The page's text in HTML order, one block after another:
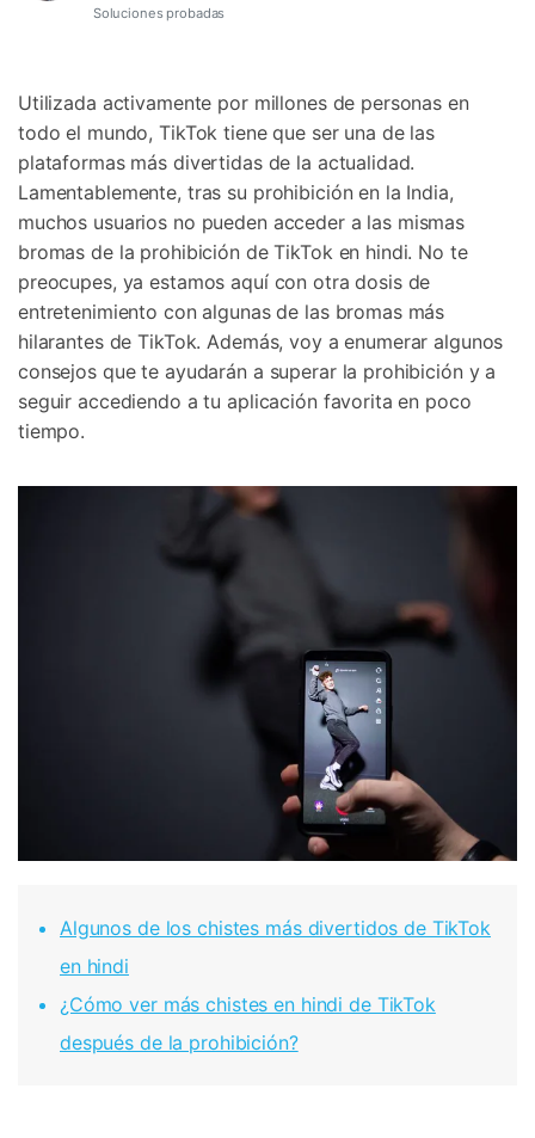
Gestor de Datos
Protección del Móvil
Encuentra Más Soluciones
Soluciones probadas
Utilizada activamente por millones de personas en
todo el mundo, TikTok tiene que ser una de las
plataformas más divertidas de la actualidad.
Lamentablemente, tras su prohibición en la India,
muchos usuarios no pueden acceder a las mismas
bromas de la prohibición de TikTok en hindi. No te
preocupes, ya estamos aquí con otra dosis de
entretenimiento con algunas de las bromas más
hilarantes de TikTok. Además, voy a enumerar algunos
consejos que te ayudarán a superar la prohibición y a
seguir accediendo a tu aplicación favorita en poco
tiempo.
Algunos de los chistes más divertidos de TikTok
en hindi
¿Cómo ver más chistes en hindi de TikTok
después de la prohibición?